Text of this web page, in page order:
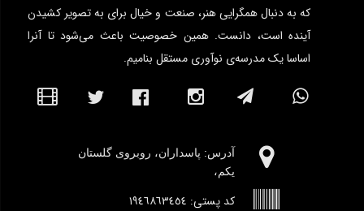
که به دنبال همگرایی هنر، صنعت و خیال برای به تصویر کشیدن
آینده است، دانست. همین خصوصیت باعث می‌شود تا آنرا
اساسا یک مدرسه‌ی نوآوری مستقل بنامیم.
آدرس:‌ پاسداران، روبروی گلستان
یکم،
کد پستی: ١٩٤٦٨٦٣٤٥٤